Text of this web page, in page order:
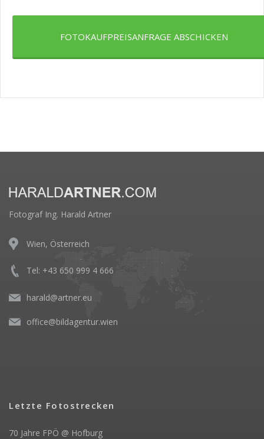
FOTOKAUFPREISANFRAGE ABSCHICKEN
Fotograf Ing. Harald Artner
Wien, Österreich
Tel: +43 650 999 4 666
harald@artner.eu
office@bildagentur.wien
Letzte Fotostrecken
70 Jahre FPÖ @ Hofburg